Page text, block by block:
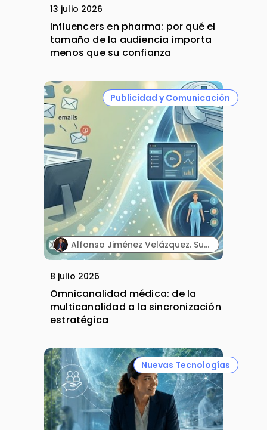
13 julio 2026
Influencers en pharma: por qué el
tamaño de la audiencia importa
menos que su confianza
Publicidad y Comunicación
Alfonso Jiménez Velázquez. Subdirector corporativo de Marketing y Publicidad. Grupo Ultra Laboratorios.
8 julio 2026
Omnicanalidad médica: de la
multicanalidad a la sincronización
estratégica
Nuevas Tecnologías